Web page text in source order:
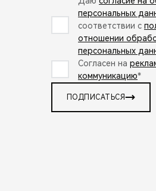
персональных
соответствии с
отношении
персональных
Согласен на
коммуникацию*
ПОДПИСАТЬСЯ